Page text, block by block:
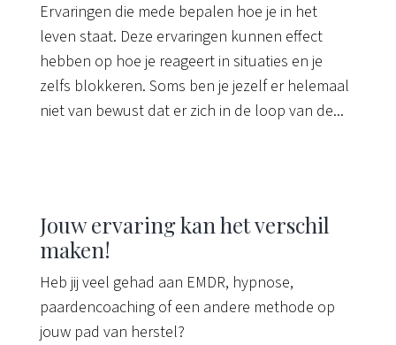
Ervaringen die mede bepalen hoe je in het
leven staat. Deze ervaringen kunnen effect
hebben op hoe je reageert in situaties en je
zelfs blokkeren. Soms ben je jezelf er helemaal
niet van bewust dat er zich in de loop van de...
Jouw ervaring kan het verschil
maken!
Heb jij veel gehad aan EMDR, hypnose,
paardencoaching of een andere methode op
jouw pad van herstel?